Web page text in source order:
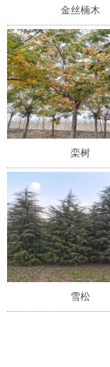
金丝楠木
栾树
雪松